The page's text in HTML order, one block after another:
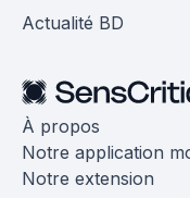
Actualité BD
À propos
Notre application
Notre extension